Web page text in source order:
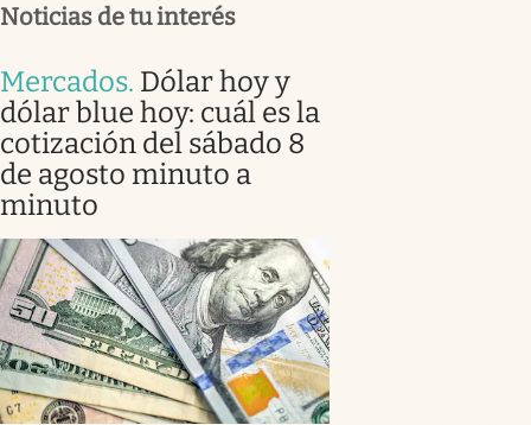
Noticias de tu interés
Mercados. Dólar hoy y
dólar blue hoy: cuál es la
cotización del sábado 8
de agosto minuto a
minuto